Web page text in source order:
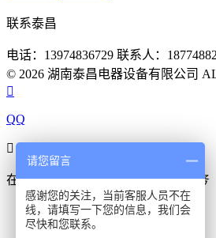
联系泰昌
电话：13974836729 联系人：
© 2026 湖南泰昌电器设备有限公司

QQ

在线咨询真诚为您提供专业解答服务
在线客服
在线客服
请您留言
感谢您的关注，当前客服人员不在
线，请填写一下您的信息，我们会
尽快和您联系。